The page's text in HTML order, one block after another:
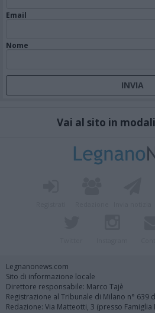
Email
Nome
Vai al sito in
Legnanonews.com
Sito di informazione locale
Direttore responsabile: Marco Tajè
Registrazione al Tribunale di Milano n° 639
Redazione: Via Matteotti, 3 (presso Famiglia